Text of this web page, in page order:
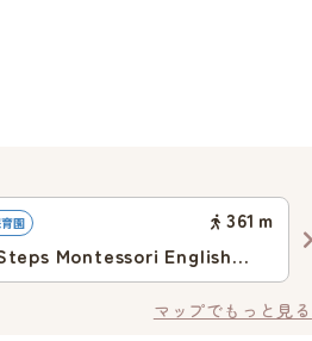
園 361 ｍ
Montessori English
マップでもっと見る